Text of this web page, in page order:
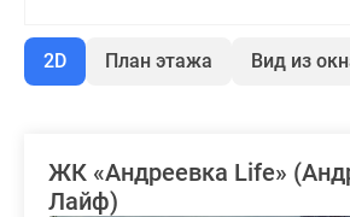
2D План этажа Вид из
ЖК «Андреевка Life»
Лайф)